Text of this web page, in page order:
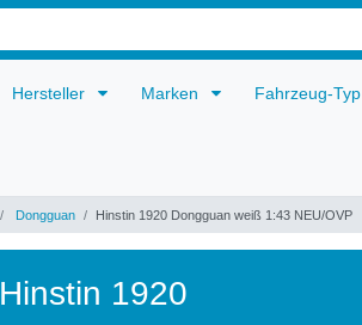
Hersteller Marken Fahrzeug-Typ
Dongguan Hinstin 1920 Dongguan weiß 1:43 NEU/OVP
Hinstin 1920